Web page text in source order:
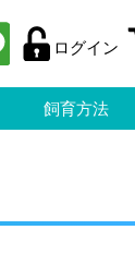
ログイン
飼育方法